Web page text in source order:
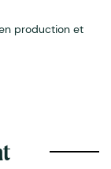
production et